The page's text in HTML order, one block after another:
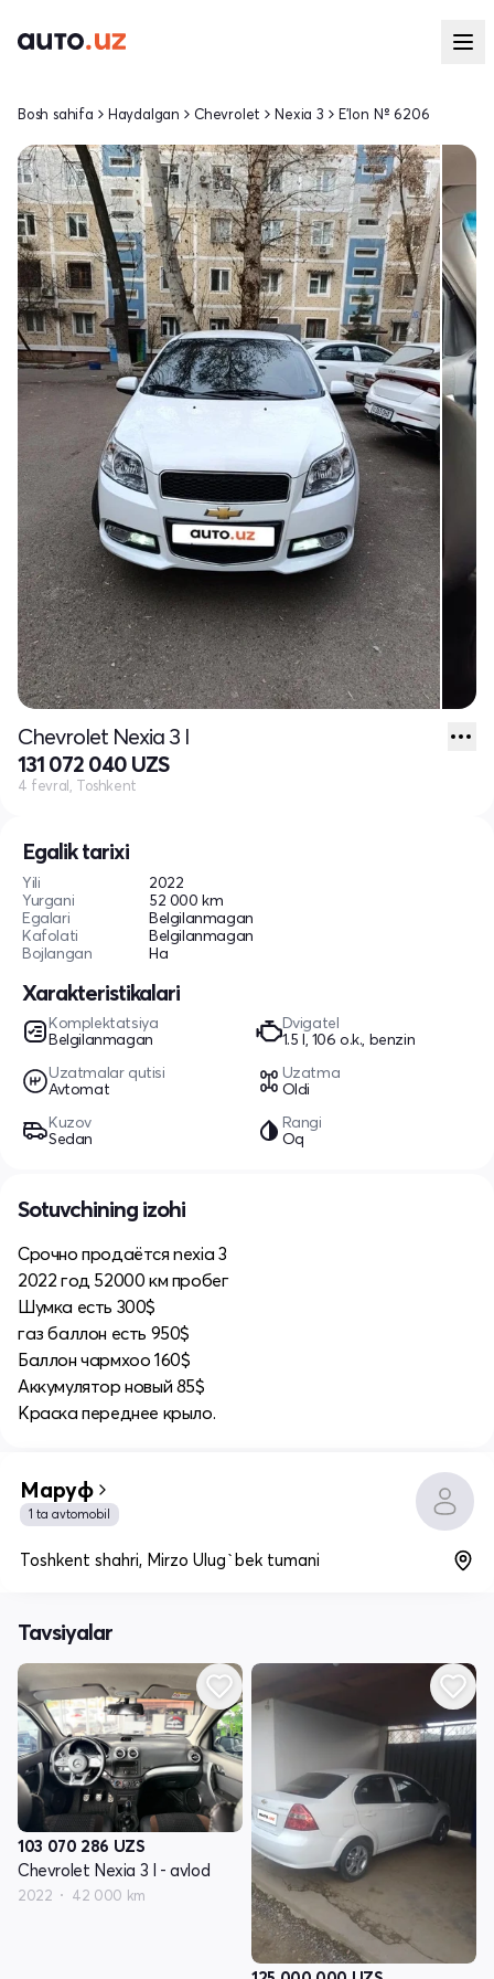
Egalik tarixi
Yili
2022
Yurgani
52 000 km
Egalari
Belgilanmagan
Kafolati
Belgilanmagan
Bojlangan
Ha
Xarakteristikalari
Komplektatsiya
Belgilanmagan
Dvigatel
1.5 l, 106 o.k., benzin
Uzatmalar qutisi
Avtomat
Uzatma
Oldi
Kuzov
Sedan
Rangi
Oq
Bosh sahifa Haydalgan Chevrolet Nexia 3 E'lon № 6206
Chevrolet Nexia 3 I
131 072 040 UZS
4 fevral, Toshkent
Sotuvchining izohi
Срочно продаётся nexia 3
2022 год 52000 км пробег
Шумка есть 300$
газ баллон есть 950$
Баллон чармхоо 160$
Аккумулятор новый 85$
Краска переднее крыло.
Маруф
1 ta avtomobil
Toshkent shahri, Mirzo Ulug`bek tumani
Tavsiyalar
103 070 286 UZS
Chevrolet Nexia 3 I - avlod
2022 42 000 km